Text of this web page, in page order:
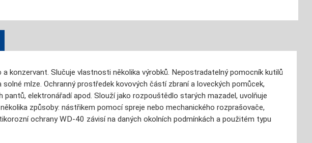
konzervant. Slučuje vlastnosti několika výrobků. Nepostradatelný pomocník kutilů
mlze. Ochranný prostředek kovových částí zbraní a loveckých pomůcek,
pantů, elektronářadí apod. Slouží jako rozpouštědlo starých mazadel, uvolňuje
způsoby: nástřikem pomocí spreje nebo mechanického rozprašovače,
ochrany WD-40 závisí na daných okolních podmínkách a použitém typu